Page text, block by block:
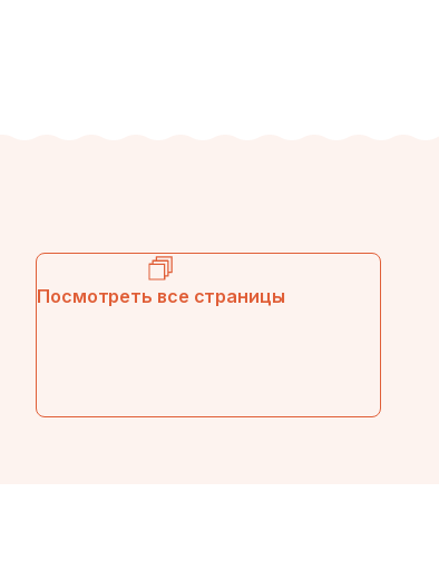
Посмотреть все страницы